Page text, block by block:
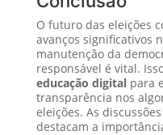
O futuro das eleições
avanços significativos
manutenção da
responsável é vital.
educação digitalpara
transparência nos
eleições. As
destacam a